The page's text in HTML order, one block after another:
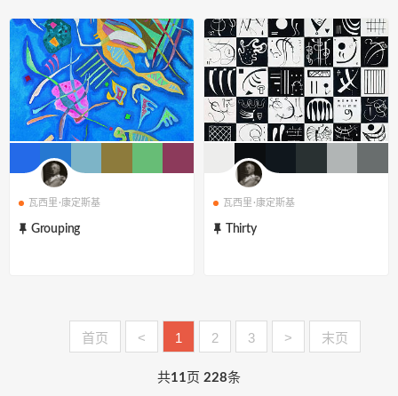
瓦西里·康定斯基
Grouping
瓦西里·康定斯基
Thirty
首页 < 1 2 3 > 末页
共11 页 228条